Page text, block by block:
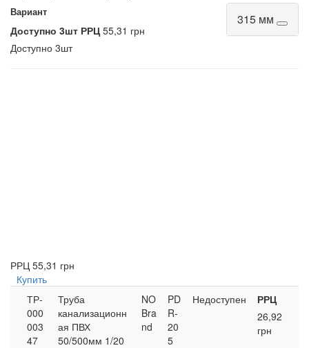
Вариант 315 мм
Доступно 3шт РРЦ55,31 грн
Доступно 3шт
РРЦ 55,31 грн
Купить
ТР-
000
003
47
Труба
канализационн
ая ПВХ
50/500мм 1/20
NO
Bra
nd
PD
R-
20
5
Недоступен
РРЦ
26,92
грн